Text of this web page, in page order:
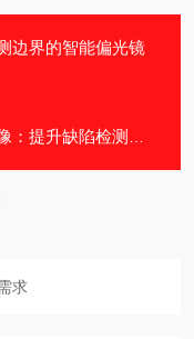
边界的智能偏光镜
提升缺陷检测效率